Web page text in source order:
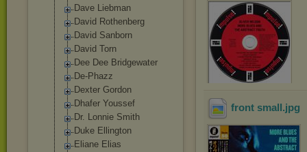
Dave Liebman
David Rothenberg
David Sanborn
David Torn
Dee Dee Bridgewater
De-Phazz
Dexter Gordon
Dhafer Youssef
Dr. Lonnie Smith
Duke Ellington
Eliane Elias
front small .jpg